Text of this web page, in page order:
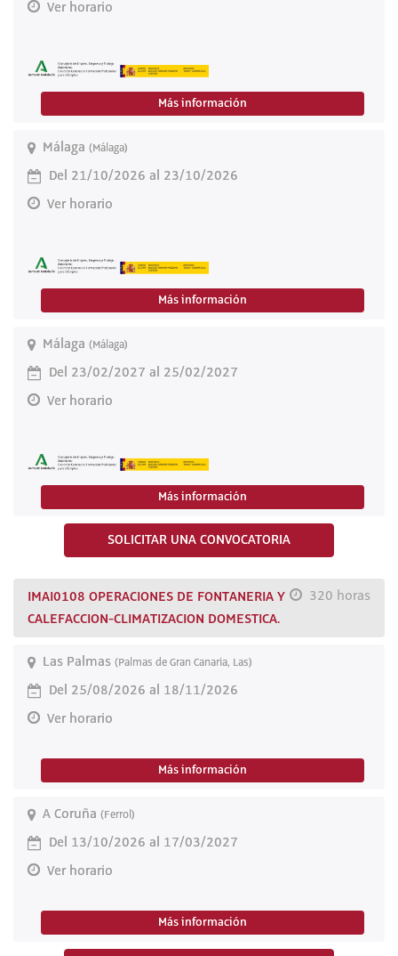
Ver horario
Más información
Málaga (Málaga)
Del 21/10/2026 al 23/10/2026
Ver horario
Más información
Málaga (Málaga)
Del 23/02/2027 al 25/02/2027
Ver horario
Más información
SOLICITAR UNA CONVOCATORIA
320 horas
IMAI0108 OPERACIONES DE FONTANERIA Y
CALEFACCION-CLIMATIZACION DOMESTICA.
Las Palmas (Palmas de Gran Canaria, Las)
Del 25/08/2026 al 18/11/2026
Ver horario
Más información
A Coruña (Ferrol)
Del 13/10/2026 al 17/03/2027
Ver horario
Más información